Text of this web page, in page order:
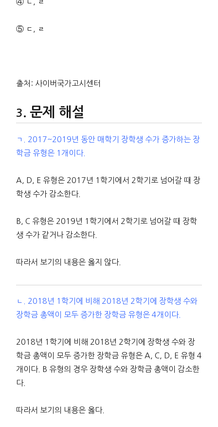
④ ㄴ, ㄹ
⑤ ㄷ, ㄹ
출처: 사이버국가고시센터
문제 해설
ㄱ. 2017~2019년 동안 매학기 장학생 수가 증가하는 장
학금 유형은 1개이다.
A, D, E 유형은 2017년 1학기에서 2학기로 넘어갈 때 장
학생 수가 감소한다.
B, C 유형은 2019년 1학기에서 2학기로 넘어갈 때 장학
생 수가 같거나 감소한다.
따라서 보기의 내용은 옳지 않다.
ㄴ. 2018년 1학기에 비해 2018년 2학기에 장학생 수와
장학금 총액이 모두 증가한 장학금 유형은 4개이다.
2018년 1학기에 비해 2018년 2학기에 장학생 수와 장
학금 총액이 모두 증가한 장학금 유형은 A, C, D, E 유형 4
개이다. B 유형의 경우 장학생 수와 장학금 총액이 감소한
다.
따라서 보기의 내용은 옳다.